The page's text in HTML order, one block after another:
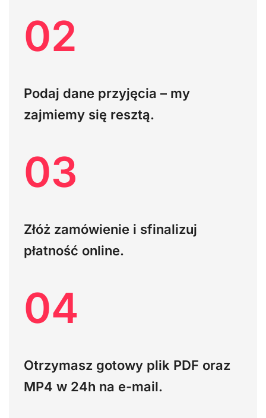
02
Podaj dane przyjęcia – my
zajmiemy się resztą.
03
Złóż zamówienie i sfinalizuj
płatność online.
04
Otrzymasz gotowy plik PDF oraz
MP4 w 24h na e-mail.